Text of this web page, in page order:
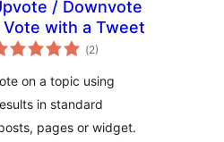
/ Downvote
Vote with a Tweet
(Totalt
antal
2)
on a topic using
in standard
pages or widget.